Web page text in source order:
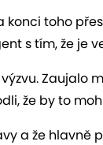
konci toho
s tím, že je
Zaujalo
že by to
a že hlavně